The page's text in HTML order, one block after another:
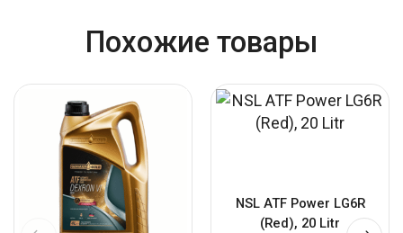
Похожие товары
NSL ATF Power LG6R
(Red), 20 Litr